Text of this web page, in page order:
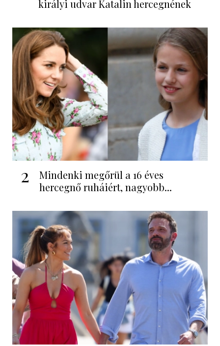
királyi udvar Katalin hercegnének
2
Mindenki megőrül a 16 éves
hercegnő ruháiért, nagyobb...